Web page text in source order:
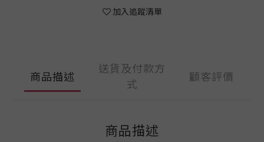
加入追蹤清單
商品描述
送貨及付款方
式
顧客評價
商品描述